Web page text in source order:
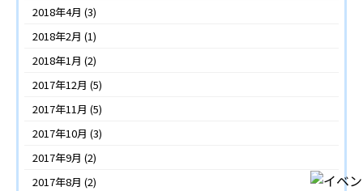
2018年4月 (3)
2018年2月 (1)
2018年1月 (2)
2017年12月 (5)
2017年11月 (5)
2017年10月 (3)
2017年9月 (2)
2017年8月 (2)